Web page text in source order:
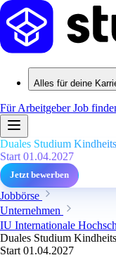
Alles für deine
Für ArbeitgeberJob
Duales Studium
Start 01.04.2027
Jetzt bewerben
Jobbörse
Unternehmen
IU Internationale
Duales Studium
Start 01.04.2027